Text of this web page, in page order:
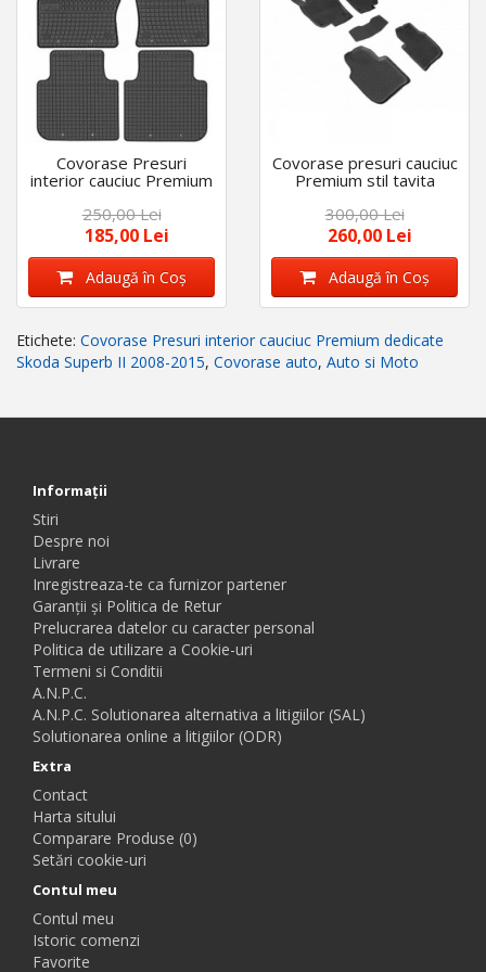
Covorase Presuri
interior cauciuc Premium
III 2015-2020
250,00 Lei
185,00 Lei
Adaugă în Coş
Covorase presuri cauciuc
Premium stil tavita
2015
300,00 Lei
260,00 Lei
Adaugă în Coş
Etichete: Covorase Presuri interior cauciuc Premium dedicate
Skoda Superb II 2008-2015, Covorase auto, Auto si Moto
Informaţii
Stiri
Despre noi
Livrare
Inregistreaza-te ca furnizor partener
Garanții și Politica de Retur
Prelucrarea datelor cu caracter personal
Politica de utilizare a Cookie-uri
Termeni si Conditii
A.N.P.C.
A.N.P.C. Solutionarea alternativa a litigiilor (SAL)
Solutionarea online a litigiilor (ODR)
Extra
Contact
Harta sitului
Comparare Produse (0)
Setări cookie-uri
Contul meu
Contul meu
Istoric comenzi
Favorite